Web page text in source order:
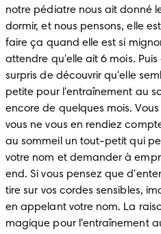
notre pédiatre nous ait donné
dormir, et nous pensons, elle
faire ça quand elle est si
attendre qu'elle ait 6 mois. Puis
surpris de découvrir qu'elle
petite pour l'entraînement au
encore de quelques mois.
vous ne vous en rendiez
au sommeil un tout-petit qui
votre nom et demander à
end. Si vous pensez que
tire sur vos cordes sensibles,
en appelant votre nom. La
magique pour l'entraînement